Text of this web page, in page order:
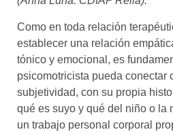
Como en toda relación
establecer una relación
tónico y emocional, es
psicomotricista pueda conectar
subjetividad, con su propia
qué es suyo y qué del niño o la
un trabajo personal corporal